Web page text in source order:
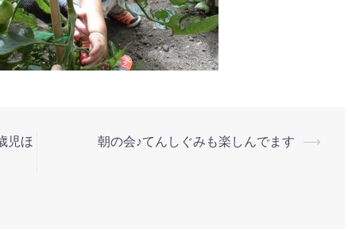
児ほ
朝の会♪てんしぐみも楽しんでます ⟶